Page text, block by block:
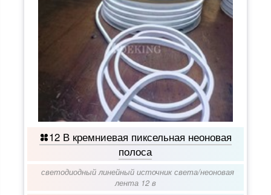
12 В кремниевая пиксельная неоновая
полоса
светодиодный линейный источник света/неоновая
лента 12 в